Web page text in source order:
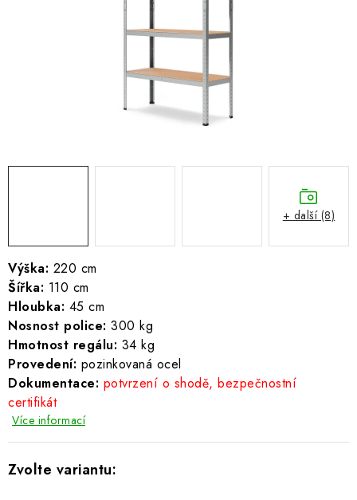
HODNOCENÍ OBCHODU
B2B - VELKOOBCHOD
NAPIŠTE NÁM
KONTAKTY
BLOG
Kontakty Hodnocení obchodu
Odstoupení od kupní smlouvy
Často kladené dotazy
Obchodní a dodací podmínky
Výška: 220 cm
Šířka: 110 cm
Hloubka: 45 cm
Nosnost police: 300 kg
Hmotnost regálu: 34 kg
Provedení: pozinkovaná ocel
Dokumentace: potvrzení o shodě, bezpečnostní
certifikát
Více informací
+ další (8)